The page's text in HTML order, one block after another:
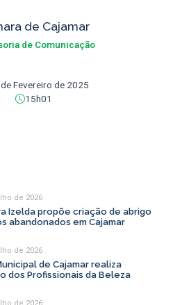
de Cajamar
de Comunicação
Fevereiro de 2025
15h01
de 2026
Izelda propõe criação de abrigo
abandonados em Cajamar
de 2026
de Cajamar realiza
dos Profissionais da Beleza